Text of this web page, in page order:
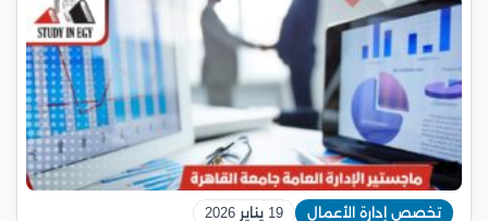
تخصص إدارة الأعمال 19 يناير 2026